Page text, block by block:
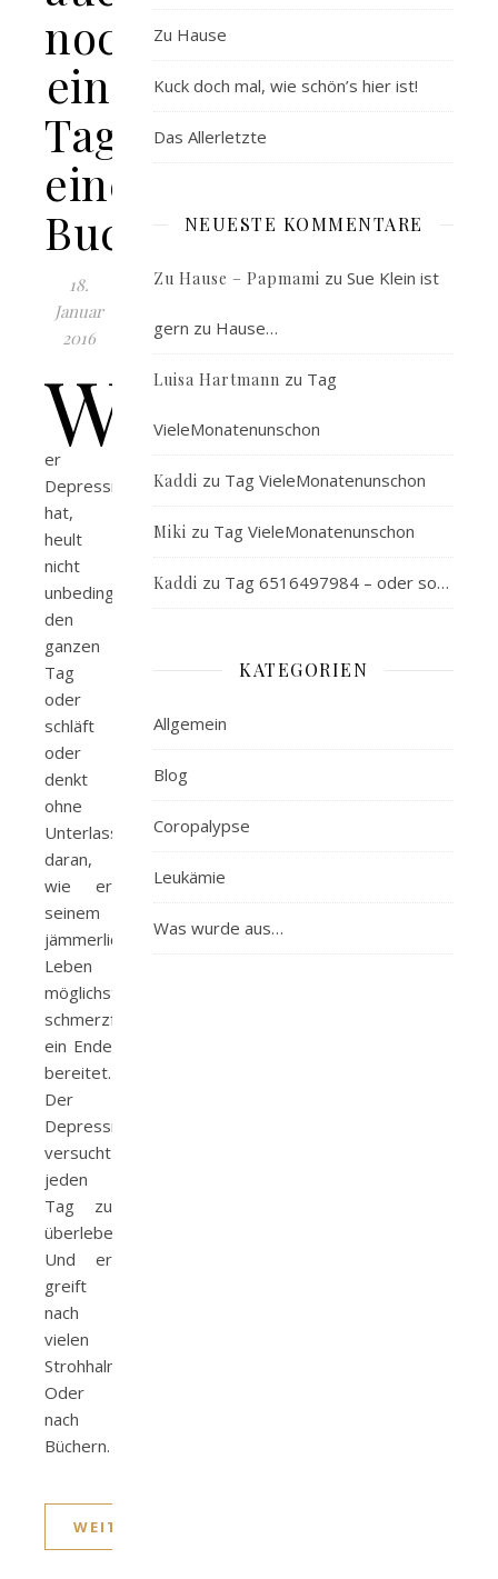
noch
ein
Tag-
eine
Buchbesprechung
18.
Januar
2016
W
er
Depressionen
hat,
heult
nicht
unbedingt
den
ganzen
Tag
oder
schläft
oder
denkt
ohne
Unterlass
daran,
wie er
seinem
jämmerlichen
Leben
möglichst
schmerzfrei
ein Ende
bereitet.
Der
Depressive
versucht
jeden
Tag zu
überleben.
Und er
greift
nach
vielen
Strohhalmen.
Oder
nach
Büchern.
WEITERLESEN
Zu Hause
Kuck doch mal, wie schön’s hier ist!
Das Allerletzte
NEUESTE KOMMENTARE
Zu Hause – Papmami zu Sue Klein ist
gern zu Hause…
Luisa Hartmann zu Tag
VieleMonatenunschon
Kaddi zu Tag VieleMonatenunschon
Miki zu Tag VieleMonatenunschon
Kaddi zu Tag 6516497984 – oder so…
KATEGORIEN
Allgemein
Blog
Coropalypse
Leukämie
Was wurde aus…